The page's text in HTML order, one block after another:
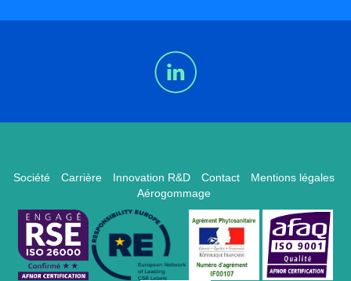
Société Carrière Innovation R&D Contact
Mentions légales
Aérogommage